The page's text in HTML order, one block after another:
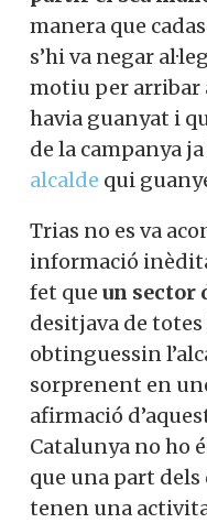
manera que
s’hi va negar
motiu per arribar
havia guanyat i
de la campanya
alcalde qui
Trias no es va
informació
fet que un sector
desitjava de
obtinguessin
sorprenent en
afirmació
Catalunya no ho
que una part
tenen una